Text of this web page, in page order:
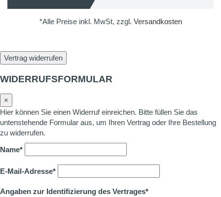
*Alle Preise inkl. MwSt, zzgl. Versandkosten
Vertrag widerrufen
WIDERRUFSFORMULAR
×
Hier können Sie einen Widerruf einreichen. Bitte füllen Sie das
untenstehende Formular aus, um Ihren Vertrag oder Ihre Bestellung
zu widerrufen.
Name*
E-Mail-Adresse*
Angaben zur Identifizierung des Vertrages*